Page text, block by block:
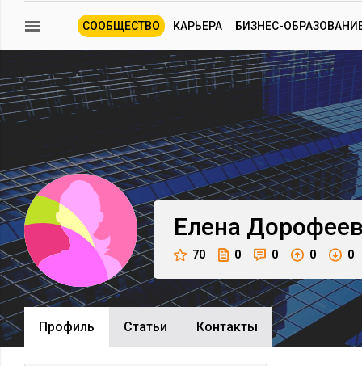
СООБЩЕСТВО КАРЬЕРА БИЗНЕС-
Елена
70 0 0 0 0
Профиль Cтатьи Контакты